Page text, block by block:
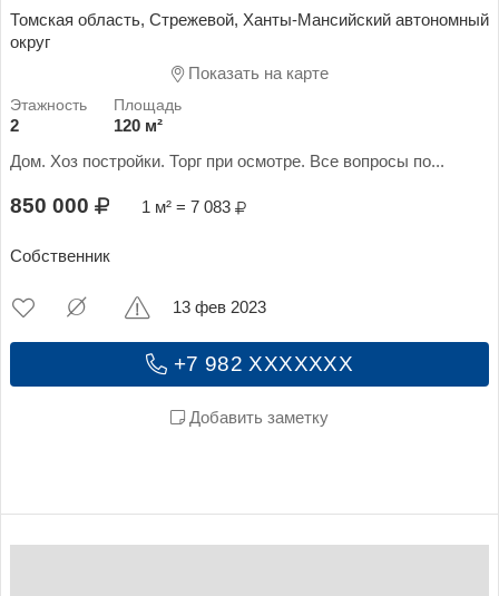
Томская область, Стрежевой, Ханты-Мансийский автономный
округ
Показать на карте
2
120 м²
Дом. Хоз постройки. Торг при осмотре. Все вопросы по...
850 000 1 м² = 7 083
Собственник
+7 982 XXXXXXX
Добавить заметку
13 фев 2023